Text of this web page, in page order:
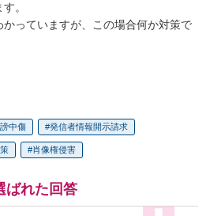
。
っていますが、この場合何か対策で
中傷 発信者情報開示請求
肖像権侵害
ばれた回答